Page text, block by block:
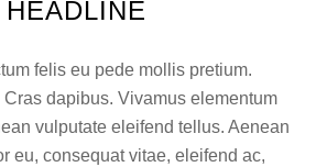
felis eu pede mollis pretium.
Cras dapibus. Vivamus elementum
vulputate eleifend tellus. Aenean
eu, consequat vitae, eleifend ac,